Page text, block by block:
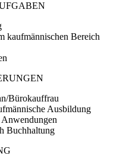
kaufmännischen Bereich
Bürokauffrau
Ausbildung
Buchhaltung